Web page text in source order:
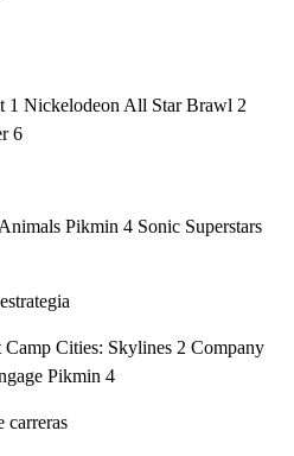
1 Nickelodeon All Star Brawl 2
6
Pikmin 4 Sonic Superstars
Cities: Skylines 2 Company
Pikmin 4
carreras